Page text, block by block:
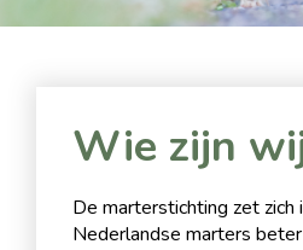
Wie zijn
De marterstichting zet zich
Nederlandse marters